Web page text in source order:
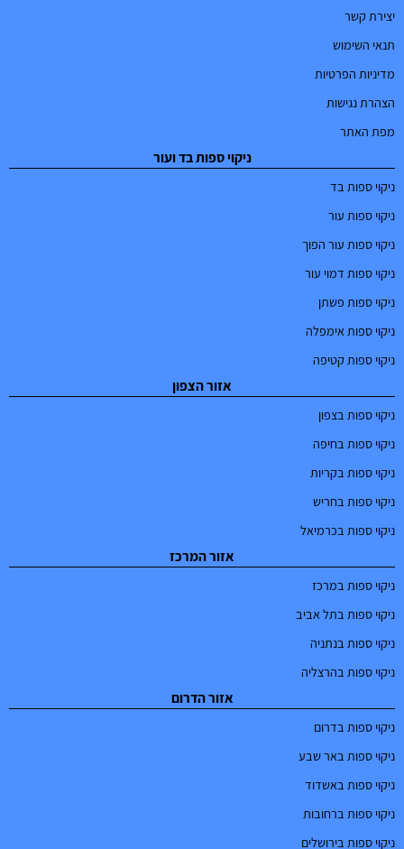
יצירת קשר
תנאי השימוש
מדיניות הפרטיות
הצהרת נגישות
מפת האתר
ניקוי ספות בד ועור
ניקוי ספות בד
ניקוי ספות עור
ניקוי ספות עור הפוך
ניקוי ספות דמוי עור
ניקוי ספות פשתן
ניקוי ספות אימפלה
ניקוי ספות קטיפה
אזור הצפון
ניקוי ספות בצפון
ניקוי ספות בחיפה
ניקוי ספות בקריות
ניקוי ספות בחריש
ניקוי ספות בכרמיאל
אזור המרכז
ניקוי ספות במרכז
ניקוי ספות בתל אביב
ניקוי ספות בנתניה
ניקוי ספות בהרצליה
אזור הדרום
ניקוי ספות בדרום
ניקוי ספות באר שבע
ניקוי ספות באשדוד
ניקוי ספות ברחובות
ניקוי ספות בירושלים